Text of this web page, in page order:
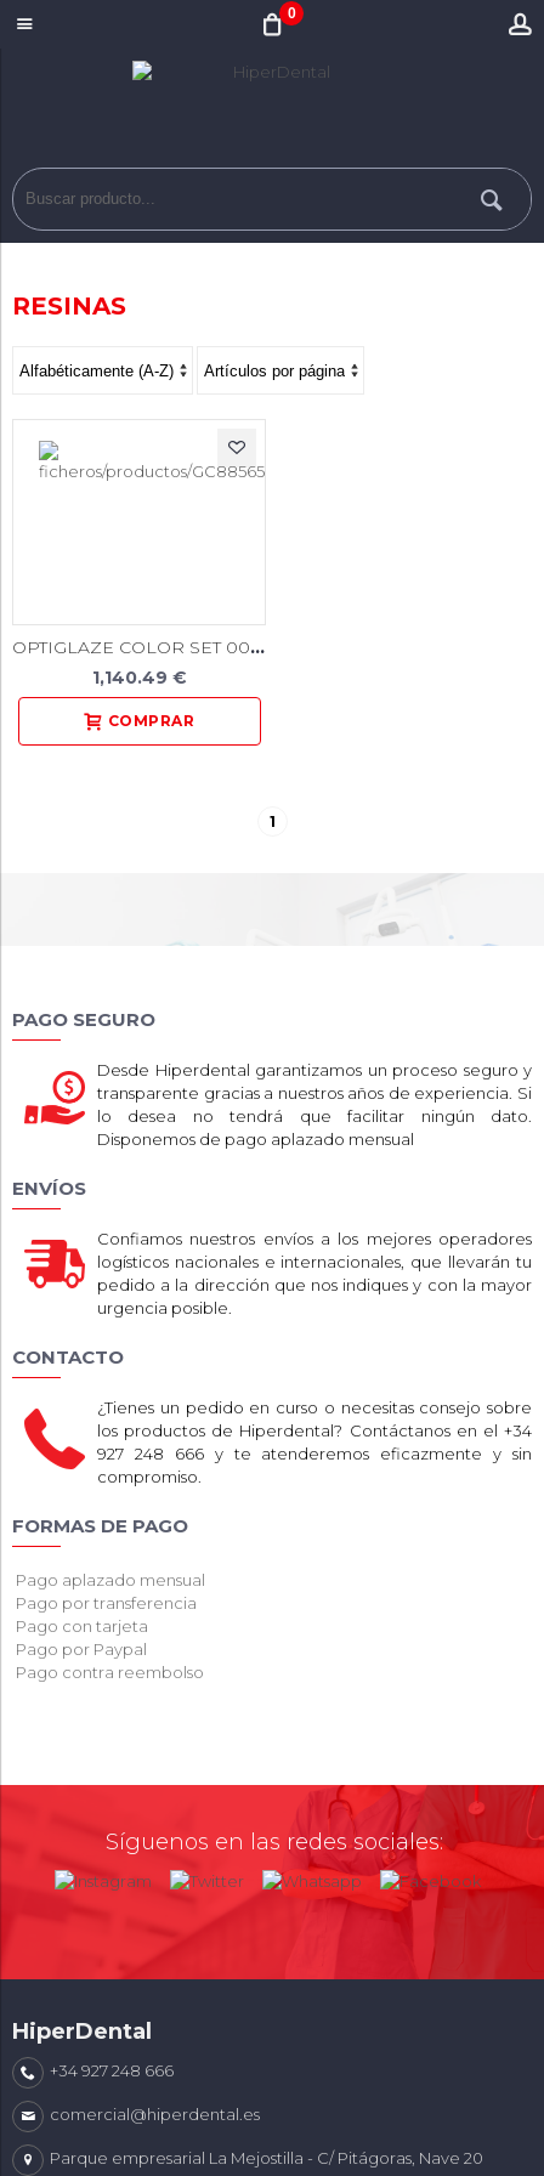
0
RESINAS
OPTIGLAZE COLOR SET 008408
1,140.49 €
1
PAGO SEGURO
Desde Hiperdental garantizamos un proceso seguro y
transparente gracias a nuestros años de experiencia. Si
lo desea no tendrá que facilitar ningún dato.
Disponemos de pago aplazado mensual
ENVÍOS
Confiamos nuestros envíos a los mejores operadores
logísticos nacionales e internacionales, que llevarán tu
pedido a la dirección que nos indiques y con la mayor
urgencia posible.
CONTACTO
¿Tienes un pedido en curso o necesitas consejo sobre
los productos de Hiperdental? Contáctanos en el +34
927 248 666 y te atenderemos eficazmente y sin
compromiso.
FORMAS DE PAGO
Pago aplazado mensual
Pago por transferencia
Pago con tarjeta
Pago por Paypal
Pago contra reembolso
Síguenos en las redes sociales:
HiperDental
+34 927 248 666
comercial@hiperdental.es
Parque empresarial La Mejostilla - C/ Pitágoras, Nave 20